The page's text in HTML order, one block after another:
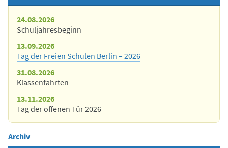
24.08.2026
Schuljahresbeginn
13.09.2026
Tag der Freien Schulen Berlin – 2026
31.08.2026
Klassenfahrten
13.11.2026
Tag der offenen Tür 2026
Archiv